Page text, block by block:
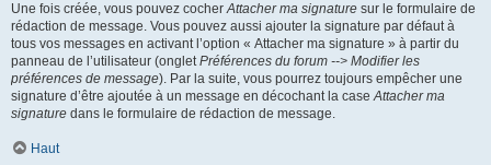
Une fois créée, vous pouvez cocherAttacher ma signature sur le formulaire de
rédaction de message. Vous pouvez aussi ajouter la signature par défaut à
tous vos messages en activant l’option « Attacher ma signature » à partir du
panneau de l’utilisateur (ongletPréférences du forum --> Modifier les
préférences de message). Par la suite, vous pourrez toujours empêcher une
signature d’être ajoutée à un message en décochant la caseAttacher ma
signature dans le formulaire de rédaction de message.
Haut